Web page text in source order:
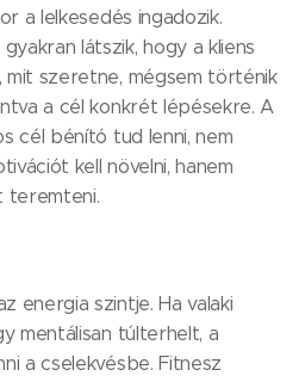
a lelkesedés ingadozik.
látszik, hogy a kliens
szeretne, mégsem történik
a cél konkrét lépésekre. A
cél bénító tud lenni, nem
kell növelni, hanem
teremteni.
energia szintje. Ha valaki
mentálisan túlterhelt, a
a cselekvésbe. Fitnesz